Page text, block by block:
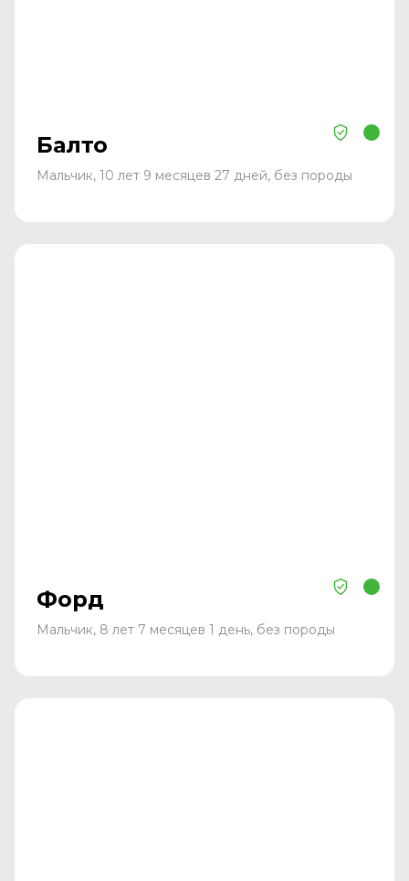
Балто
Мальчик, 10 лет 9 месяцев 27 дней, без породы
Форд
Мальчик, 8 лет 7 месяцев 1 день, без породы